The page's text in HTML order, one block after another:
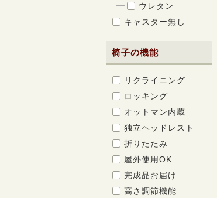
ウレタン
キャスター無し
椅子の機能
リクライニング
ロッキング
オットマン内蔵
独立ヘッドレスト
折りたたみ
屋外使用OK
完成品お届け
高さ調節機能